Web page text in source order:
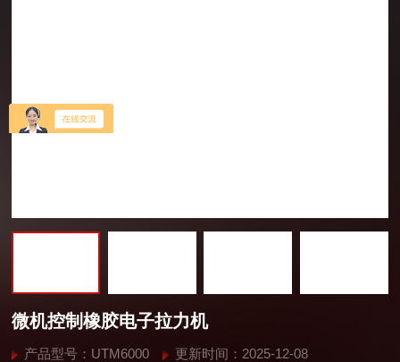
微机控制橡胶电子拉力机
产品型号：UTM6000
更新时间：2025-12-08